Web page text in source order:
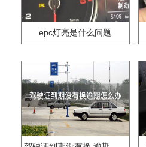
epc灯亮是什么问题